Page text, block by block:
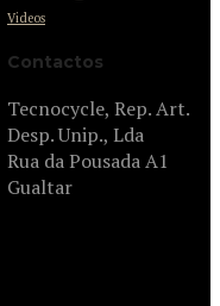
Videos
Contactos
Tecnocycle, Rep. Art.
Desp. Unip., Lda
Rua da Pousada A1
Gualtar